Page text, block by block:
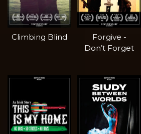
Climbing Blind
Forgive -
Don’t Forget